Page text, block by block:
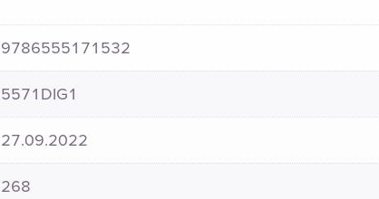
9786555171532
5571DIG1
27.09.2022
268